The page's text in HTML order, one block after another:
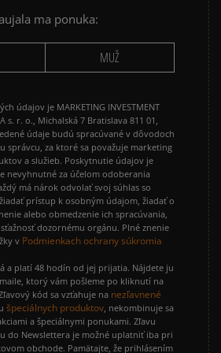
NIKE SHOX
PUMA PALERMO
ma ponuka:
MUŽ
údajov je MARKETING INVESTMENT
s. r. o., Michalská 7 Bratislava 811 01,
údaje budú spracúvané v dôvodoch
správcu, za ktoré sa považuje marketing
a služieb. Poskytnutie údajov je
nevyhnutné za účelom odoberania
má nárok odvolať svoj súhlas so
prístup k osobným údajom, žiadať o
alebo obmedzenie ich spracúvania,
dozornému orgánu. Plné znenie
v Podmienkach ochrany súkromia
a platí 48 hodín od jej prijatia. Nájdete ju
ktorý vám pošleme po kliknutí na
kód sa vzťahuje na nezľavnené
špeciálnych produktov, nekombinuje sa
a špeciálnymi ponukami. Zľavu
do Newslettera je možné uplatniť iba pri
obchode. Pamätajte, že prihlásením